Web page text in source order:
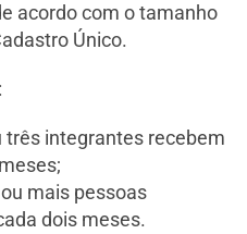
acordo com o tamanho
Único.
integrantes recebem
mais pessoas
dois meses.